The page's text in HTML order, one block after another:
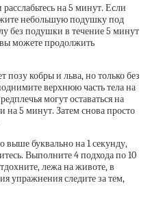
на 5 минут. Если
небольшую подушку под
без подушки в течение 5 минут
можете продолжить
кобры и льва, но только без
верхнюю часть тела на
могут оставаться на
на 5 минут. Затем снова просто
выше буквально на 1 секунду,
Выполните 4 подхода по 10
лежа на животе, в
упражнения следите за тем,